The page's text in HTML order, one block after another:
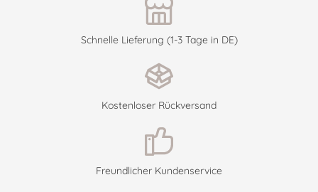
Schnelle Lieferung (1-3 Tage in DE)
Kostenloser Rückversand
Freundlicher Kundenservice